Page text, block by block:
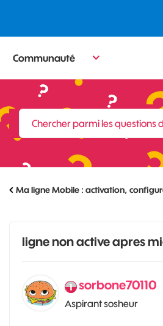
Communauté
Ma ligne Mobile : activation,
ligne non active apres
sorbone70110
Aspirant sosheur